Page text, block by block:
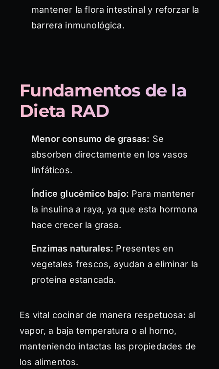
mantener la flora intestinal y reforzar la
barrera inmunológica.
Fundamentos de la
Dieta RAD
Menor consumo de grasas: Se
absorben directamente en los vasos
linfáticos.
Índice glucémico bajo: Para mantener
la insulina a raya, ya que esta hormona
hace crecer la grasa.
Enzimas naturales: Presentes en
vegetales frescos, ayudan a eliminar la
proteína estancada.
Es vital cocinar de manera respetuosa: al
vapor, a baja temperatura o al horno,
manteniendo intactas las propiedades de
los alimentos.